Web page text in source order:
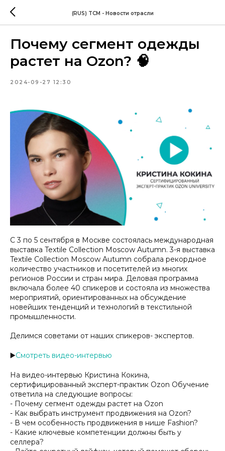
(RUS) TCM - Новости отрасли
Почему сегмент одежды
растет на Ozon? 🧠
2024-09-27 12:30
С 3 по 5 сентября в Москве состоялась международная
выставка Textile Collection Moscow Autumn. 3-я выставка
Textile Collection Moscow Autumn собрала рекордное
количество участников и посетителей из многих
регионов России и стран мира. Деловая программа
включала более 40 спикеров и состояла из множества
мероприятий, ориентированных на обсуждение
новейших тенденций и технологий в текстильной
промышленности.
Делимся советами от наших спикеров- экспертов.
▶️Смотреть видео-интервью
На видео-интервью Кристина Кокина,
сертифицированный эксперт-практик Ozon Обучение
ответила на следующие вопросы:
- Почему сегмент одежды растет на Ozon
- Как выбрать инструмент продвижения на Ozon?
- В чем особенность продвижения в нише Fashion?
- Какие ключевые компетенции должны быть у
селлера?